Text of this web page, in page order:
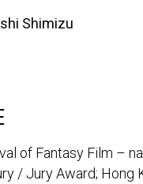
Shimizu
of Fantasy Film –
/ Jury Award; Hong